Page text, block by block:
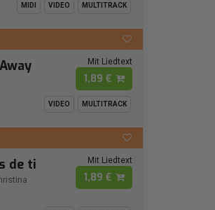
MIDI VIDEO MULTITRACK
Mit Liedtext
1,89 €
VIDEO MULTITRACK
de ti Mit Liedtext
1,89 €